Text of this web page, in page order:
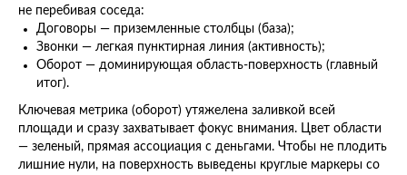
не перебивая соседа:
Договоры — приземленные столбцы (база);
Звонки — легкая пунктирная линия (активность);
Оборот — доминирующая область-поверхность (главный
итог).
Ключевая метрика (оборот) утяжелена заливкой всей
площади и сразу захватывает фокус внимания. Цвет области
— зеленый, прямая ассоциация с деньгами. Чтобы не плодить
лишние нули, на поверхность выведены круглые маркеры со